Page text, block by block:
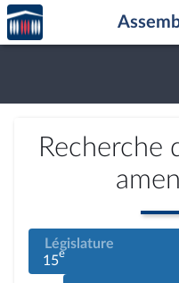
Aller au contenu
Aller en bas de la page
Accèder
à la
page
Recherche
Législature
15e